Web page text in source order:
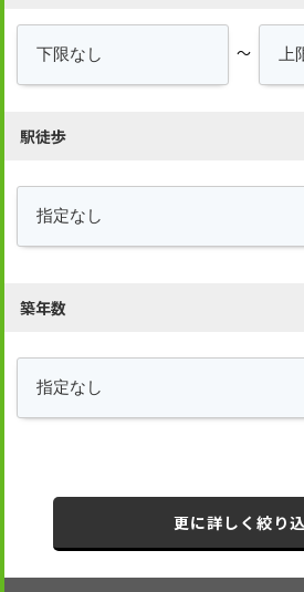
～
駅徒歩
築年数
更に詳しく絞り